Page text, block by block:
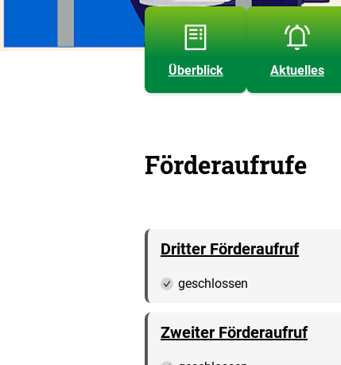
Überblick Aktuelles
Förderaufrufe
Dritter Förderaufruf
geschlossen
Zweiter Förderaufruf